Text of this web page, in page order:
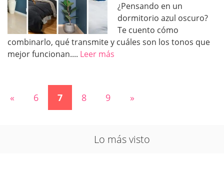
¿Pensando en un
dormitorio azul oscuro?
Te cuento cómo
combinarlo, qué transmite y cuáles son los tonos que
mejor funcionan.... Leer más
« 6 7 8 9 »
Lo más visto